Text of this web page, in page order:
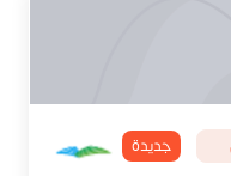
جديدة